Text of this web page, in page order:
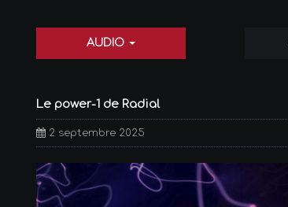
AUDIO
Le power-1 de Radial
2 septembre 2025